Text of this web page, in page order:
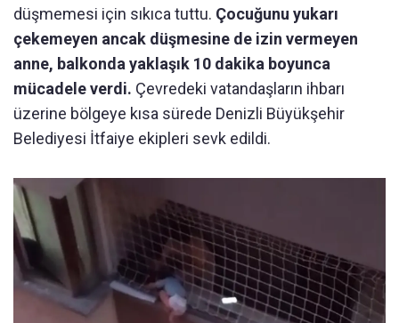
düşmemesi için sıkıca tuttu. Çocuğunu yukarı
çekemeyen ancak düşmesine de izin vermeyen
anne, balkonda yaklaşık 10 dakika boyunca
mücadele verdi. Çevredeki vatandaşların ihbarı
üzerine bölgeye kısa sürede Denizli Büyükşehir
Belediyesi İtfaiye ekipleri sevk edildi.